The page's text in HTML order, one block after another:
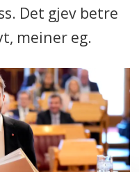
Det gjev betre
meiner eg.